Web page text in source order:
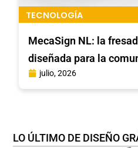
TECNOLOGÍA
MecaSign NL: la
diseñada para la
julio, 2026
LO ÚLTIMO DE DISEÑO